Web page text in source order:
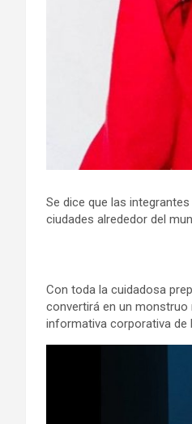
Se dice que las
ciudades alrededor del
Con toda la cuidadosa
convertirá en un monstruo
informativa corporativa de